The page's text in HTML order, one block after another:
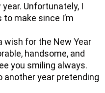
Unfortunately, I
to make since I’m
wish for the New Year
handsome, and
you smiling always.
another year pretending